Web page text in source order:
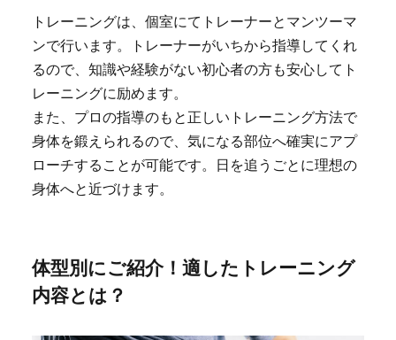
トレーニングは、個室にてトレーナーとマンツーマ
ンで行います。トレーナーがいちから指導してくれ
るので、知識や経験がない初心者の方も安心してト
レーニングに励めます。
また、プロの指導のもと正しいトレーニング方法で
身体を鍛えられるので、気になる部位へ確実にアプ
ローチすることが可能です。日を追うごとに理想の
身体へと近づけます。
体型別にご紹介！適したトレーニング
内容とは？